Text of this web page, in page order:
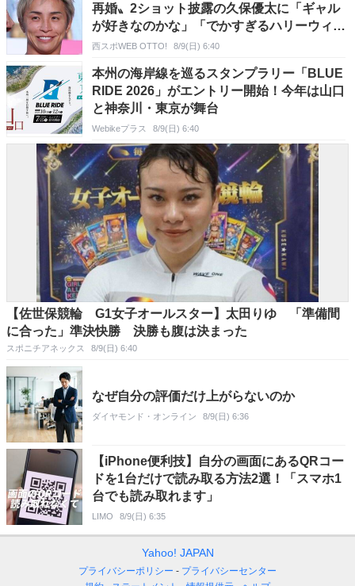
再婚〟2ショット披露の久保優太に「ギャル
が好きなのかな」「でかすぎるハリーウィン
ストン」
西スポWEB OTTO! 8/9(日) 6:40
本州の海岸線を巡るスタンプラリー「BLUE
RIDE 2026」がエントリー開始！今年は山口
と神奈川・東京が舞台
Webikeプラス 8/9(日) 6:40
【佐世保競輪 G1女子オールスター】太田りゆ 「準備間
に合った」準決快勝 決勝も腹は決まった
スポニチアネックス 8/9(日) 6:40
なぜ自分の評価だけ上がらないのか
ダイヤモンド・オンライン 8/9(日) 6:36
【iPhone便利技】自分の画面にあるQRコー
ドを1台だけで読み取る方法2選！「スマホ1
台でも読み取れます」
LIMO 8/9(日) 6:35
Yahoo! JAPAN
プライバシーポリシー
プライバシーセンター